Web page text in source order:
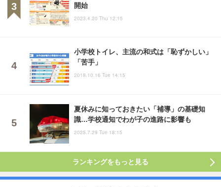
開始
2023.4.20 Thu 12:15
小学校トイレ、主流の和式は「恥ずかしい」
「苦手」
2018.10.16 Tue 14:15
夏休みに知っておきたい「補導」の基礎知
識…学校通知でわが子の進路に影響も
2025.7.29 Tue 18:15
ランキングをもっと見る